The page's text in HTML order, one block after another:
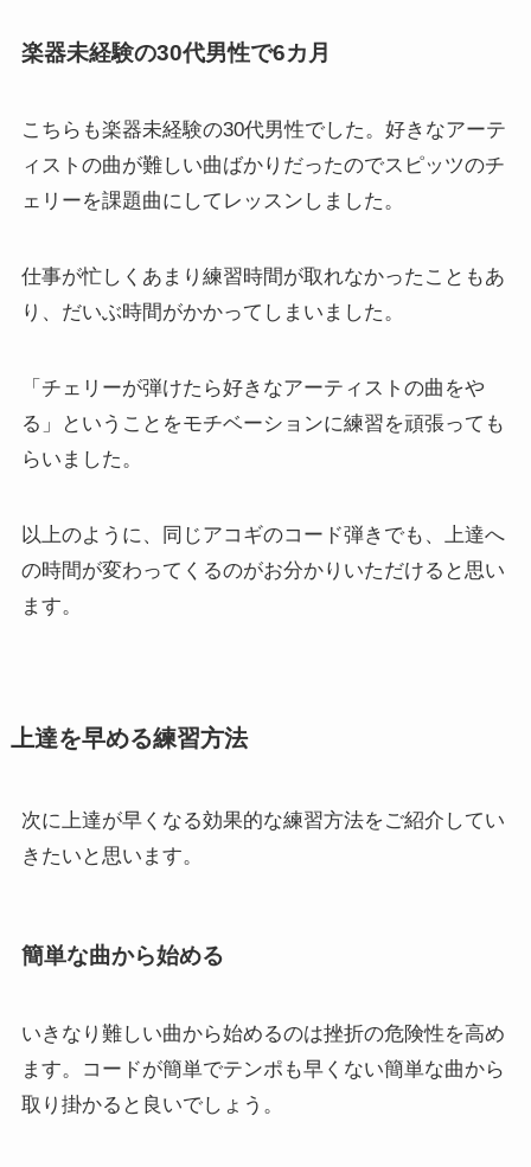
楽器未経験の30代男性で6カ月
こちらも楽器未経験の30代男性でした。好きなアーテ
ィストの曲が難しい曲ばかりだったのでスピッツのチ
ェリーを課題曲にしてレッスンしました。
仕事が忙しくあまり練習時間が取れなかったこともあ
り、だいぶ時間がかかってしまいました。
「チェリーが弾けたら好きなアーティストの曲をや
る」ということをモチベーションに練習を頑張っても
らいました。
以上のように、同じアコギのコード弾きでも、上達へ
の時間が変わってくるのがお分かりいただけると思い
ます。
上達を早める練習方法
次に上達が早くなる効果的な練習方法をご紹介してい
きたいと思います。
簡単な曲から始める
いきなり難しい曲から始めるのは挫折の危険性を高め
ます。コードが簡単でテンポも早くない簡単な曲から
取り掛かると良いでしょう。